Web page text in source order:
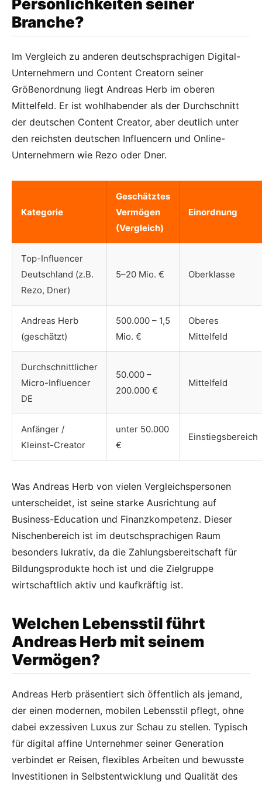
Persönlichkeiten seiner
Branche?
Im Vergleich zu anderen deutschsprachigen Digital-
Unternehmern und Content Creatorn seiner
Größenordnung liegt Andreas Herb im oberen
Mittelfeld. Er ist wohlhabender als der Durchschnitt
der deutschen Content Creator, aber deutlich unter
den reichsten deutschen Influencern und Online-
Unternehmern wie Rezo oder Dner.
Kategorie
Geschätztes
Vermögen
(Vergleich)
Einordnung
Top-Influencer
Deutschland (z.B.
Rezo, Dner)
5–20 Mio. € Oberklasse
Andreas Herb
(geschätzt)
500.000 – 1,5
Mio. €
Oberes
Mittelfeld
Durchschnittlicher
Micro-Influencer
DE
50.000 –
200.000 €
Mittelfeld
Anfänger /
Kleinst-Creator
unter 50.000
€
Einstiegsbereich
Was Andreas Herb von vielen Vergleichspersonen
unterscheidet, ist seine starke Ausrichtung auf
Business-Education und Finanzkompetenz. Dieser
Nischenbereich ist im deutschsprachigen Raum
besonders lukrativ, da die Zahlungsbereitschaft für
Bildungsprodukte hoch ist und die Zielgruppe
wirtschaftlich aktiv und kaufkräftig ist.
Welchen Lebensstil führt
Andreas Herb mit seinem
Vermögen?
Andreas Herb präsentiert sich öffentlich als jemand,
der einen modernen, mobilen Lebensstil pflegt, ohne
dabei exzessiven Luxus zur Schau zu stellen. Typisch
für digital affine Unternehmer seiner Generation
verbindet er Reisen, flexibles Arbeiten und bewusste
Investitionen in Selbstentwicklung und Qualität des